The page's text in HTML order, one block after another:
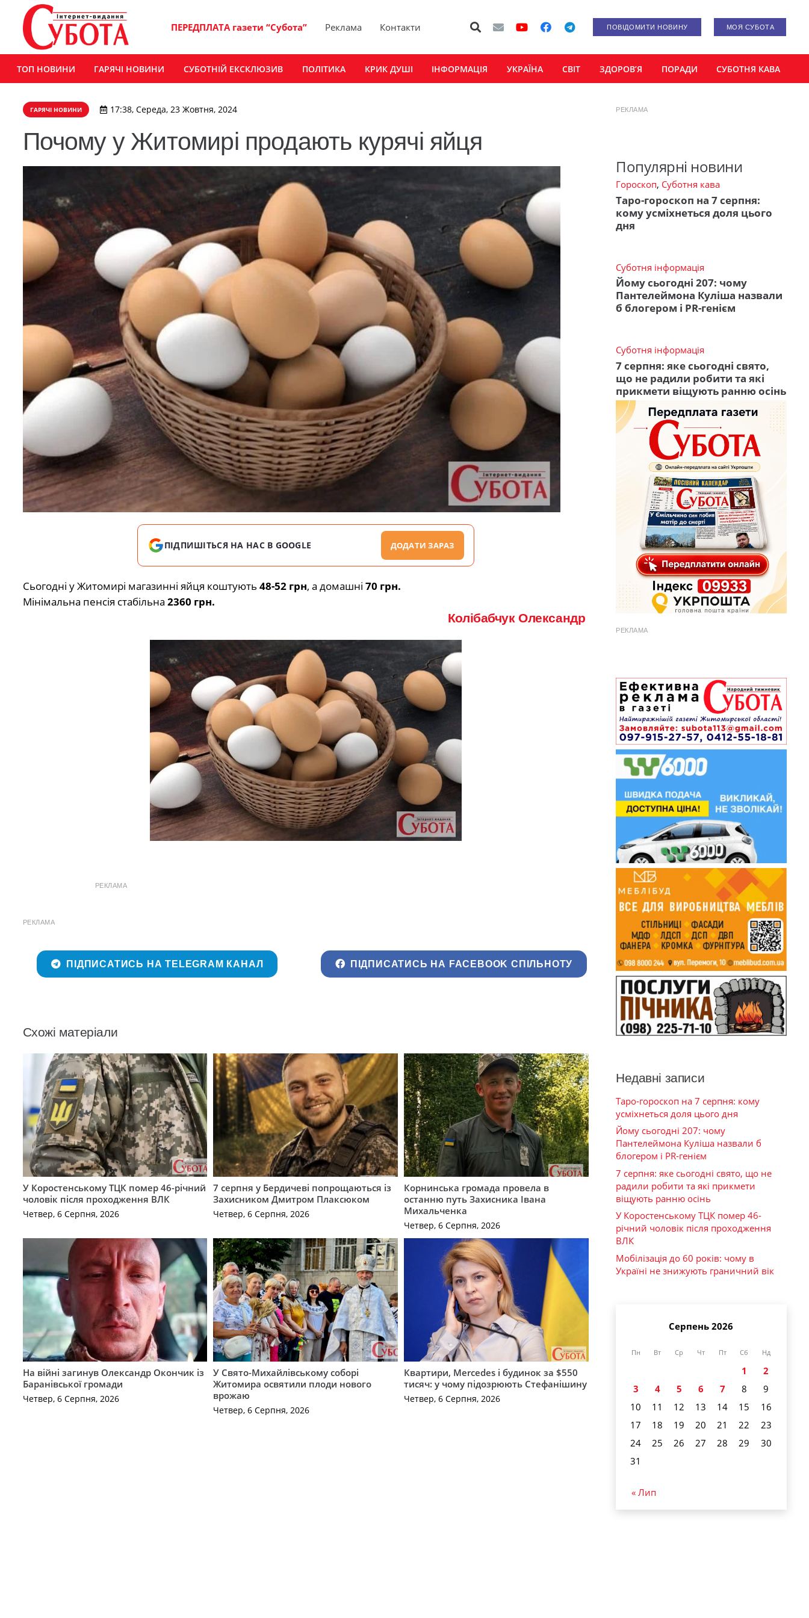
ПЕРЕДПЛАТА газети “Субота” Реклама Контакти ПОВІДОМИТИ НОВИНУ МОЯ СУБОТА
ТОП НОВИНИ ГАРЯЧІ НОВИНИ СУБОТНІЙ ЕКСКЛЮЗИВ ПОЛІТИКА КРИК ДУШІ ІНФОРМАЦІЯ УКРАЇНА СВІТ ЗДОРОВ’Я ПОРАДИ СУБОТНЯ КАВА
ГАРЯЧІ НОВИНИ 17:38, Середа, 23 Жовтня, 2024
Почому у Житомирі продають курячі яйця
ПІДПИШІТЬСЯ НА НАС В GOOGLE ДОДАТИ ЗАРАЗ
Сьогодні у Житомирі магазинні яйця коштують 48-52 грн, а домашні 70 грн.
Мінімальна пенсія стабільна 2360 грн.
Колібабчук Олександр
РЕКЛАМА
РЕКЛАМА
ПІДПИСАТИСЬ НА TELEGRAM КАНАЛ ПІДПИСАТИСЬ НА FACEBOOK СПІЛЬНОТУ
Схожі матеріали
У Коростенському ТЦК помер 46-річний
чоловік після проходження ВЛК
Четвер, 6 Серпня, 2026
7 серпня у Бердичеві попрощаються із
Захисником Дмитром Плаксюком
Четвер, 6 Серпня, 2026
Корнинська громада провела в
останню путь Захисника Івана
Михальченка
Четвер, 6 Серпня, 2026
На війні загинув Олександр Окончик із
Баранівської громади
Четвер, 6 Серпня, 2026
У Свято-Михайлівському соборі
Житомира освятили плоди нового
врожаю
Четвер, 6 Серпня, 2026
Квартири, Mercedes і будинок за $550
тисяч: у чому підозрюють Стефанішину
Четвер, 6 Серпня, 2026
РЕКЛАМА
Популярні новини
Гороскоп, Суботня кава
Таро-гороскоп на 7 серпня:
кому усміхнеться доля цього
дня
Суботня інформація
Йому сьогодні 207: чому
Пантелеймона Куліша назвали
б блогером і PR-генієм
Суботня інформація
7 серпня: яке сьогодні свято,
що не радили робити та які
прикмети віщують ранню осінь
РЕКЛАМА
Недавні записи
Таро-гороскоп на 7 серпня: кому
усміхнеться доля цього дня
Йому сьогодні 207: чому
Пантелеймона Куліша назвали б
блогером і PR-генієм
7 серпня: яке сьогодні свято, що не
радили робити та які прикмети
віщують ранню осінь
У Коростенському ТЦК помер 46-
річний чоловік після проходження
ВЛК
Мобілізація до 60 років: чому в
Україні не знижують граничний вік
Серпень 2026
Пн Вт Ср Чт Пт Сб Нд
1
2
3
4 5 6 7 8
9
10
11 12 13 14 15
16
17
18 19 20 21 22
23
24
25 26 27 28 29
30
31
« Лип